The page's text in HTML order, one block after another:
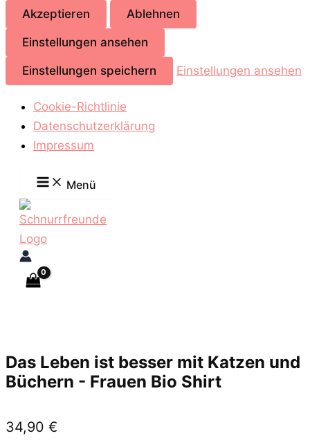
Akzeptieren Ablehnen
Einstellungen ansehen
Einstellungen speichern Einstellungen ansehen
Cookie-Richtlinie
Datenschutzerklärung
Impressum
Inhalt
springen
Menü
Das Leben ist besser mit Katzen und
Büchern - Frauen Bio Shirt
34,90 €